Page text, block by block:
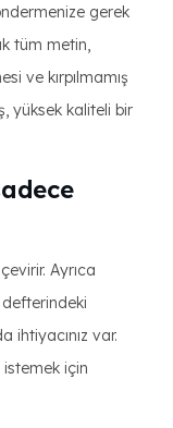
gerek
tüm metin,
ve kırpılmamış
yüksek kaliteli bir
Ayrıca
ihtiyacınız var.
için